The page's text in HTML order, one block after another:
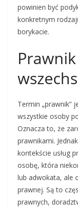
powinien być
konkretnym
borykacie.
Termin „prawnik”
wszystkie osoby
Oznacza to, że
prawnikami.
kontekście usług
osobę, która
lub adwokata, ale
prawnej. Są to
prawnych,